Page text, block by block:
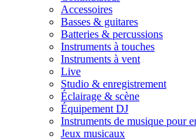
Accessoires
Basses & guitares
Batteries & percussions
Instruments à touches
Instruments à vent
Live
Studio & enregistrement
Éclairage & scène
Équipement DJ
Instruments de musique pour
Jeux musicaux